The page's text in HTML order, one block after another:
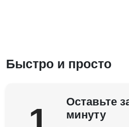
Быстро и просто
Оставьте
минуту